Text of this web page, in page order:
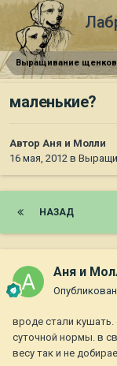
Выращивание щенков
маленькие?
Автор Аня и Молли
16 мая, 2012 в
НАЗАД
Аня и
вроде стали
суточной нормы. в
весу так и не